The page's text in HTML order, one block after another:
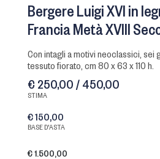
Bergere Luigi XVI in
Francia Metà XVIII
con intagli a motivi neoclassici, sei gambe e copertura in
tessuto fiorato, cm 80 x 63 x 110 h.
€ 250,00 / 450,00
STIMA
€ 150,00
BASE D'ASTA
€ 1.500,00